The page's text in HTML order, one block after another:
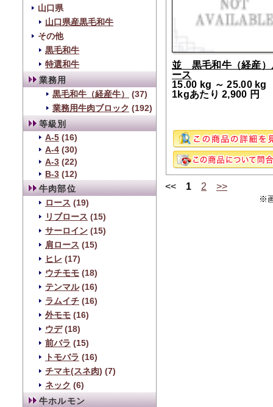
山口県
山口県産黒毛和牛
その他
黒毛和牛
特選和牛
業務用
黒毛和牛（経産牛）
(37)
業務用牛肉ブロック (192)
等級別
A-5 (16)
A-4 (30)
A-3 (22)
B-3 (12)
牛肉部位
ロース (19)
リブロース (15)
サーロイン (15)
肩ロース (15)
ヒレ (17)
ウチモモ (18)
テンマル(16)
ラムイチ (16)
外モモ (16)
ウデ(18)
前バラ (15)
トモバラ (16)
チマキ(スネ肉) (7)
ネック (6)
牛ホルモン
並 黒毛和牛（経産）
ース
15.00 kg ～ 25.00 kg
1kgあたり 2,900 円
<< 1 2 >>
※